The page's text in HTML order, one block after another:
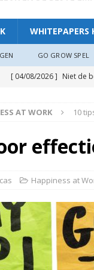
WHITEPAPERS
GO GROW SPEL
[ 04/08/2026 ] Niet de
[ 11/07/2026 ]
De
[ 07/07/2026 ]
[ 19/06/2026 ] Zo
[ 19/06/2026 ]
HAPPINESS AT WORK
[ 13/03/2026 ]
AT WORK 10
Happiness at